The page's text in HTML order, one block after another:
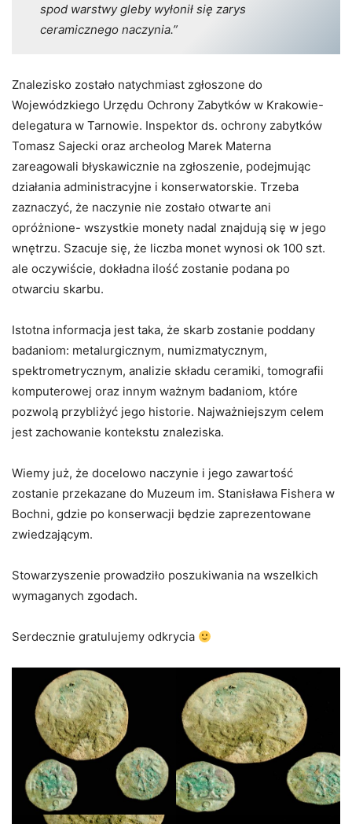
spod warstwy gleby wyłonił się zarys
ceramicznego naczynia.”
Znalezisko zostało natychmiast zgłoszone do
Wojewódzkiego Urzędu Ochrony Zabytków w Krakowie-
delegatura w Tarnowie. Inspektor ds. ochrony zabytków
Tomasz Sajecki oraz archeolog Marek Materna
zareagowali błyskawicznie na zgłoszenie, podejmując
działania administracyjne i konserwatorskie. Trzeba
zaznaczyć, że naczynie nie zostało otwarte ani
opróżnione- wszystkie monety nadal znajdują się w jego
wnętrzu. Szacuje się, że liczba monet wynosi ok 100 szt.
ale oczywiście, dokładna ilość zostanie podana po
otwarciu skarbu.
Istotna informacja jest taka, że skarb zostanie poddany
badaniom: metalurgicznym, numizmatycznym,
spektrometrycznym, analizie składu ceramiki, tomografii
komputerowej oraz innym ważnym badaniom, które
pozwolą przybliżyć jego historie. Najważniejszym celem
jest zachowanie kontekstu znaleziska.
Wiemy już, że docelowo naczynie i jego zawartość
zostanie przekazane do Muzeum im. Stanisława Fishera w
Bochni, gdzie po konserwacji będzie zaprezentowane
zwiedzającym.
Stowarzyszenie prowadziło poszukiwania na wszelkich
wymaganych zgodach.
Serdecznie gratulujemy odkrycia